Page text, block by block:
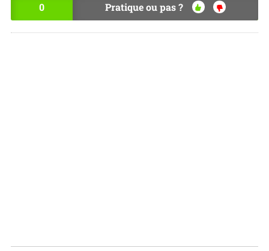
0 Pratique ou pas ?
OU
I
NO